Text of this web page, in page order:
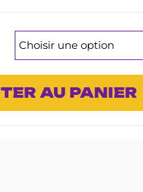
AU PANIER